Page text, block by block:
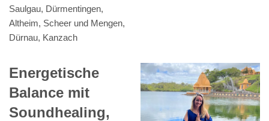
Saulgau, Dürmentingen,
Altheim, Scheer und Mengen,
Dürnau, Kanzach
Energetische
Balance mit
Soundhealing,